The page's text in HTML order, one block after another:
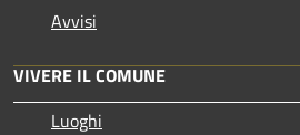
Avvisi
VIVERE IL COMUNE
Luoghi